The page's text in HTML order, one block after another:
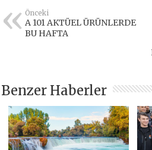
Önceki
A 101 AKTÜEL ÜRÜNLERDE
BU HAFTA
Benzer Haberler